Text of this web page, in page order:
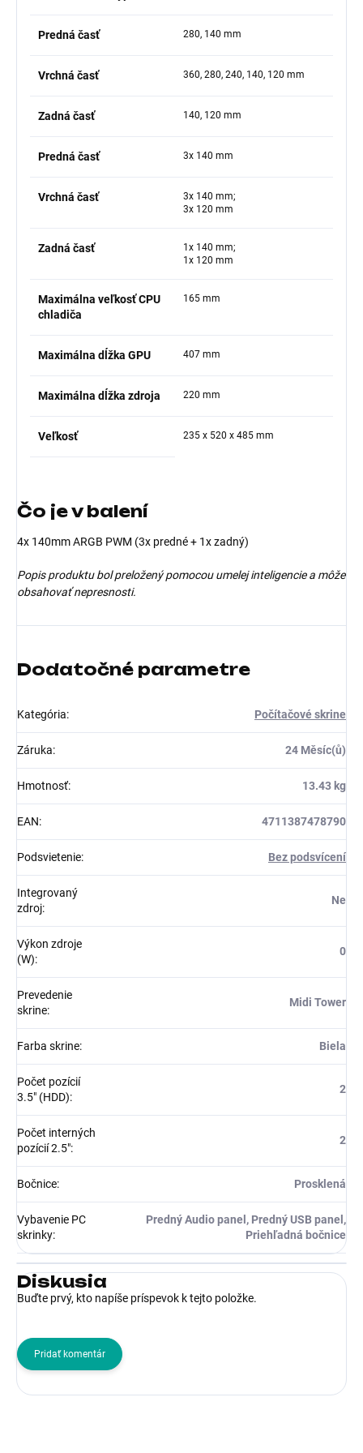
Predná časť 280, 140 mm
Vrchná časť 360, 280, 240, 140, 120 mm
Zadná časť 140, 120 mm
Predná časť 3x 140 mm
Vrchná časť
3x 140 mm;
3x 120 mm
Zadná časť
1x 140 mm;
1x 120 mm
Maximálna veľkosť CPU
chladiča
165 mm
Maximálna dĺžka GPU 407 mm
Maximálna dĺžka zdroja 220 mm
Veľkosť 235 x 520 x 485 mm
Čo je v balení
4x 140mm ARGB PWM (3x predné + 1x zadný)
Popis produktu bol preložený pomocou umelej inteligencie a môže
obsahovať nepresnosti.
Dodatočné parametre
Kategória: Počítačové skrine
Záruka: 24 Měsíc(ů)
Hmotnosť: 13.43 kg
EAN: 4711387478790
Podsvietenie: Bez podsvícení
Integrovaný
zdroj:
Ne
Výkon zdroje
(W):
0
Prevedenie
skrine:
Midi Tower
Farba skrine: Biela
Počet pozícií
3.5" (HDD):
2
Počet interných
pozícií 2.5":
2
Bočnice: Prosklená
Vybavenie PC
skrinky:
Predný Audio panel, Predný USB panel,
Priehľadná bočnice
Diskusia
Buďte prvý, kto napíše príspevok k tejto položke.
Pridať komentár